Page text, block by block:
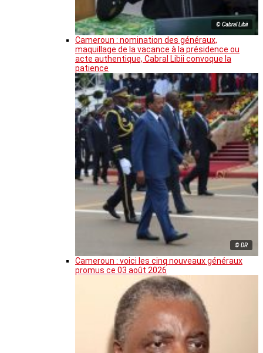
© Cabral Libii
Cameroun : nomination des généraux,
maquillage de la vacance à la présidence ou
acte authentique, Cabral Libii convoque la
patience
© DR
Cameroun : voici les cinq nouveaux généraux
promus ce 03 août 2026